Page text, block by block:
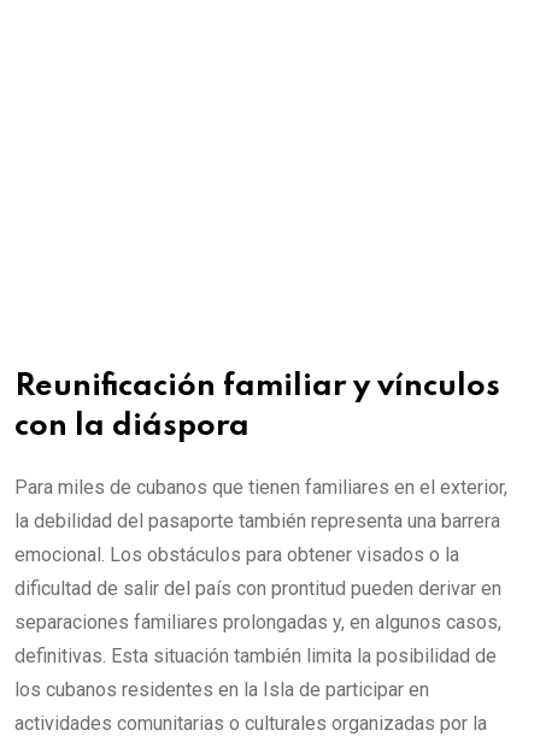
Reunificación familiar y vínculos
con la diáspora
Para miles de cubanos que tienen familiares en el exterior,
la debilidad del pasaporte también representa una barrera
emocional. Los obstáculos para obtener visados o la
dificultad de salir del país con prontitud pueden derivar en
separaciones familiares prolongadas y, en algunos casos,
definitivas. Esta situación también limita la posibilidad de
los cubanos residentes en la Isla de participar en
actividades comunitarias o culturales organizadas por la